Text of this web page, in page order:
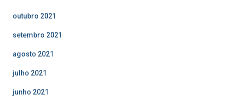
outubro 2021
setembro 2021
agosto 2021
julho 2021
junho 2021